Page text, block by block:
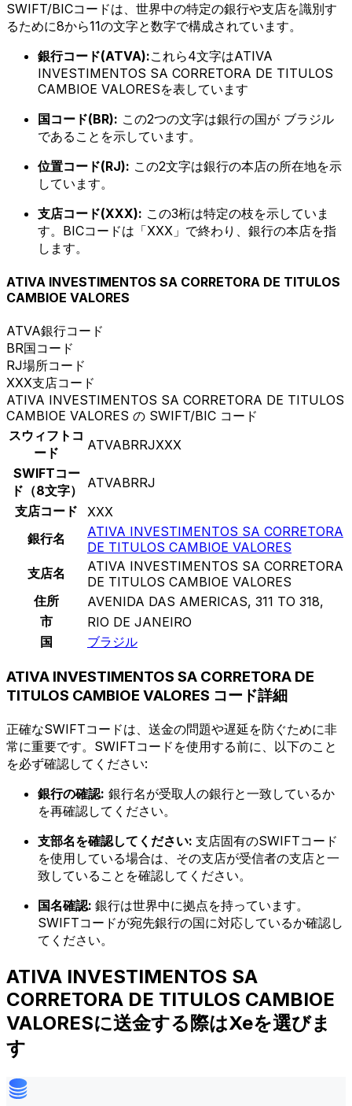
SWIFT/BICコードは、世界中の特定の銀行や支店を識別す
るために8から11の文字と数字で構成されています。
銀行コード(ATVA):これら4文字はATIVA
INVESTIMENTOS SA CORRETORA DE TITULOS
CAMBIOE VALORESを表しています
国コード(BR): この2つの文字は銀行の国が ブラジル
であることを示しています。
位置コード(RJ): この2文字は銀行の本店の所在地を示
しています。
支店コード(XXX): この3桁は特定の枝を示していま
す。BICコードは「XXX」で終わり、銀行の本店を指
します。
ATIVA INVESTIMENTOS SA CORRETORA DE TITULOS
CAMBIOE VALORES
ATVA銀行コード
BR国コード
RJ場所コード
XXX支店コード
ATIVA INVESTIMENTOS SA CORRETORA DE TITULOS
CAMBIOE VALORES の SWIFT/BIC コード
スウィフトコ
ード
ATVABRRJXXX
SWIFTコー
ド（8文字）
ATVABRRJ
支店コード
XXX
銀行名
ATIVA INVESTIMENTOS SA CORRETORA
DE TITULOS CAMBIOE VALORES
支店名
ATIVA INVESTIMENTOS SA CORRETORA
DE TITULOS CAMBIOE VALORES
住所
AVENIDA DAS AMERICAS, 311 TO 318,
市
RIO DE JANEIRO
国
ブラジル
ATIVA INVESTIMENTOS SA CORRETORA DE
TITULOS CAMBIOE VALORES コード詳細
正確なSWIFTコードは、送金の問題や遅延を防ぐために非
常に重要です。SWIFTコードを使用する前に、以下のこと
を必ず確認してください:
銀行の確認: 銀行名が受取人の銀行と一致しているか
を再確認してください。
支部名を確認してください: 支店固有のSWIFTコード
を使用している場合は、その支店が受信者の支店と一
致していることを確認してください。
国名確認: 銀行は世界中に拠点を持っています。
SWIFTコードが宛先銀行の国に対応しているか確認し
てください。
ATIVA INVESTIMENTOS SA
CORRETORA DE TITULOS CAMBIOE
VALORESに送金する際はXeを選びま
す